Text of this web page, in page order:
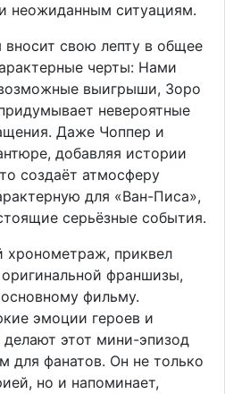
неожиданным ситуациям.
свою лепту в общее
черты: Нами
выигрыши, Зоро
невероятные
Даже Чоппер и
добавляя истории
создаёт атмосферу
для «Ван-Писа»,
серьёзные события.
хронометраж, приквел
франшизы,
фильму.
эмоции героев и
этот мини-эпизод
для фанатов. Он не только
но и напоминает,